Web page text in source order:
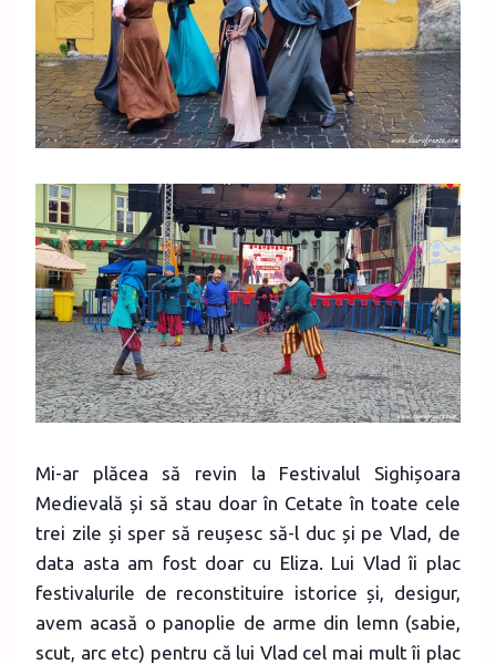
Mi-ar plăcea să revin la Festivalul Sighișoara
Medievală și să stau doar în Cetate în toate cele
trei zile și sper să reușesc să-l duc și pe Vlad, de
data asta am fost doar cu Eliza. Lui Vlad îi plac
festivalurile de reconstituire istorice și, desigur,
avem acasă o panoplie de arme din lemn (sabie,
scut, arc etc) pentru că lui Vlad cel mai mult îi plac